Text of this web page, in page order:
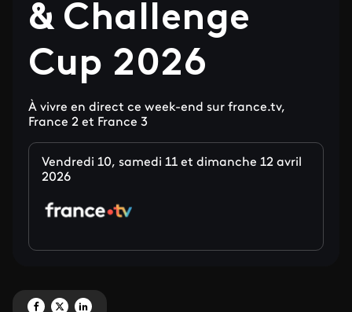
& Challenge
Cup 2026
À vivre en direct ce week-end sur france.tv,
France 2 et France 3
Vendredi 10, samedi 11 et dimanche 12 avril
2026
Partagez '1/4 de finale - Champions Cup & Challenge Cup 2026' sur
Partagez '1/4 de finale - Champions Cup & Challenge Cup 2026' sur X
Partagez '1/4 de finale - Champions Cup & Challenge Cup 2026'